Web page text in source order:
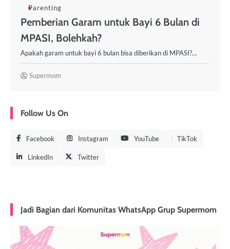
Parenting
Pemberian Garam untuk Bayi 6 Bulan di
MPASI, Bolehkah?
Apakah garam untuk bayi 6 bulan bisa diberikan di MPASI?…
Supermom
Follow Us On
Facebook Instagram YouTube TikTok
LinkedIn Twitter
Jadi Bagian dari Komunitas WhatsApp Grup Supermom